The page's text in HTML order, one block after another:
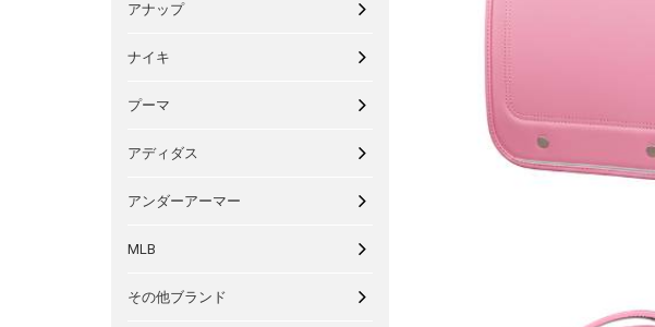
アナップ
ナイキ
プーマ
アディダス
アンダーアーマー
MLB
その他ブランド